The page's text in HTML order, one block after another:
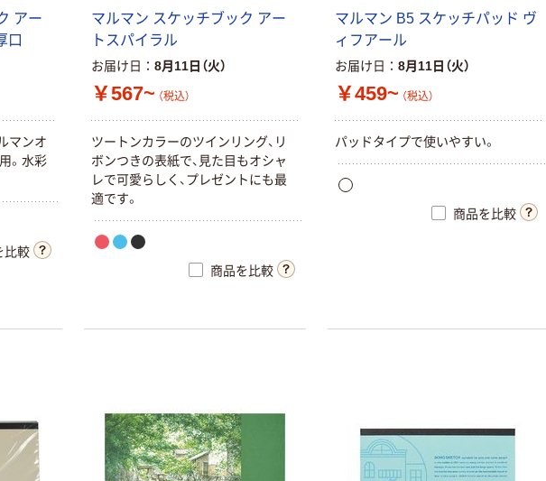
アー
口
マンオ
。水彩
比較
マルマン スケッチブック アー
トスパイラル
お届け日 8月11日（火）
￥567~ （税込）
ツートンカラーのツインリング、リ
ボンつきの表紙で、見た目もオシャ
レで可愛らしく、プレゼントにも最
適です。
商品を比較
マルマン B5 スケッチパッド ヴ
ィフアール
お届け日 8月11日（火）
￥459~ （税込）
パッドタイプで使いやすい。
商品を比較